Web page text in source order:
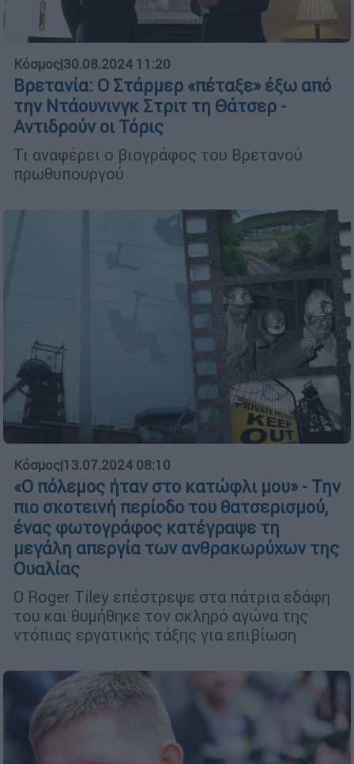
Κόσμος|30.08.2024 11:20
Βρετανία: Ο Στάρμερ «πέταξε» έξω από
την Ντάουνινγκ Στριτ τη Θάτσερ -
Αντιδρούν οι Τόρις
Τι αναφέρει ο βιογράφος του Βρετανού
πρωθυπουργού
Κόσμος|13.07.2024 08:10
«Ο πόλεμος ήταν στο κατώφλι μου» - Την
πιο σκοτεινή περίοδο του θατσερισμού,
ένας φωτογράφος κατέγραψε τη
μεγάλη απεργία των ανθρακωρύχων της
Ουαλίας
Ο Roger Tiley επέστρεψε στα πάτρια εδάφη
του και θυμήθηκε τον σκληρό αγώνα της
ντόπιας εργατικής τάξης για επιβίωση